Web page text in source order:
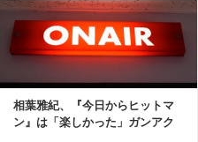
相葉雅紀、『今日からヒットマ
ン』は「楽しかった」ガンアク
記事を読む